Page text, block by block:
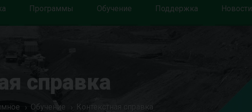
Программы Обучение Поддержка Новости
справка
Обучение Контекстная справка